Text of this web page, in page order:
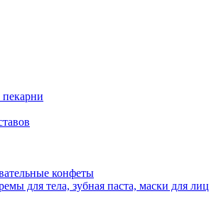
конфеты
для тела, зубная паста, маски для